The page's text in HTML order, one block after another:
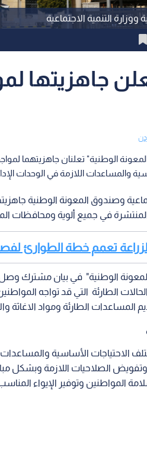
التنمية الاجتماعية
جاهزيتها
"المعونة الوطنية" تعلنان جاهزيتهما
والمساعدات اللازمة في الوحدات
وصندوق المعونة الوطنية
المنتشرة في جميع ألوية ومحافظات
الزراعة تعمم خطة الطوارئ
الوطنية" في بيان مشترك
الطارئة التي قد تواجه
المساعدات الطارئة ومواد الاغاثة
الاحتياجات الأساسية
وتفويض الصلاحيات اللازمة وبشكل
المواطنين وتوفير الإيواء